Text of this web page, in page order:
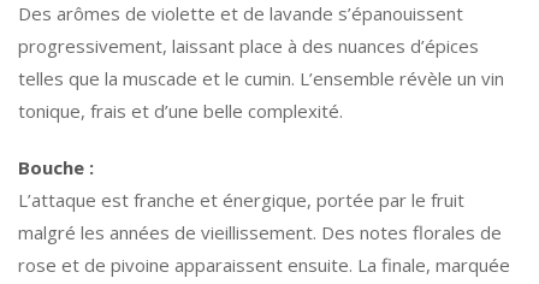
Des arômes de violette et de lavande s’épanouissent
progressivement, laissant place à des nuances d’épices
telles que la muscade et le cumin. L’ensemble révèle un vin
tonique, frais et d’une belle complexité.
Bouche :
L’attaque est franche et énergique, portée par le fruit
malgré les années de vieillissement. Des notes florales de
rose et de pivoine apparaissent ensuite. La finale, marquée